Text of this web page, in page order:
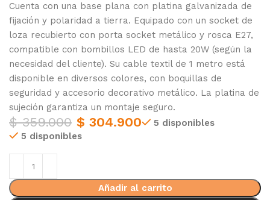
Cuenta con una base plana con platina galvanizada de
fijación y polaridad a tierra. Equipado con un socket de
loza recubierto con porta socket metálico y rosca E27,
compatible con bombillos LED de hasta 20W (según la
necesidad del cliente). Su cable textil de 1 metro está
disponible en diversos colores, con boquillas de
seguridad y accesorio decorativo metálico. La platina de
sujeción garantiza un montaje seguro.
$359.000 $ 304.900
5 disponibles
5 disponibles
Añadir al carrito